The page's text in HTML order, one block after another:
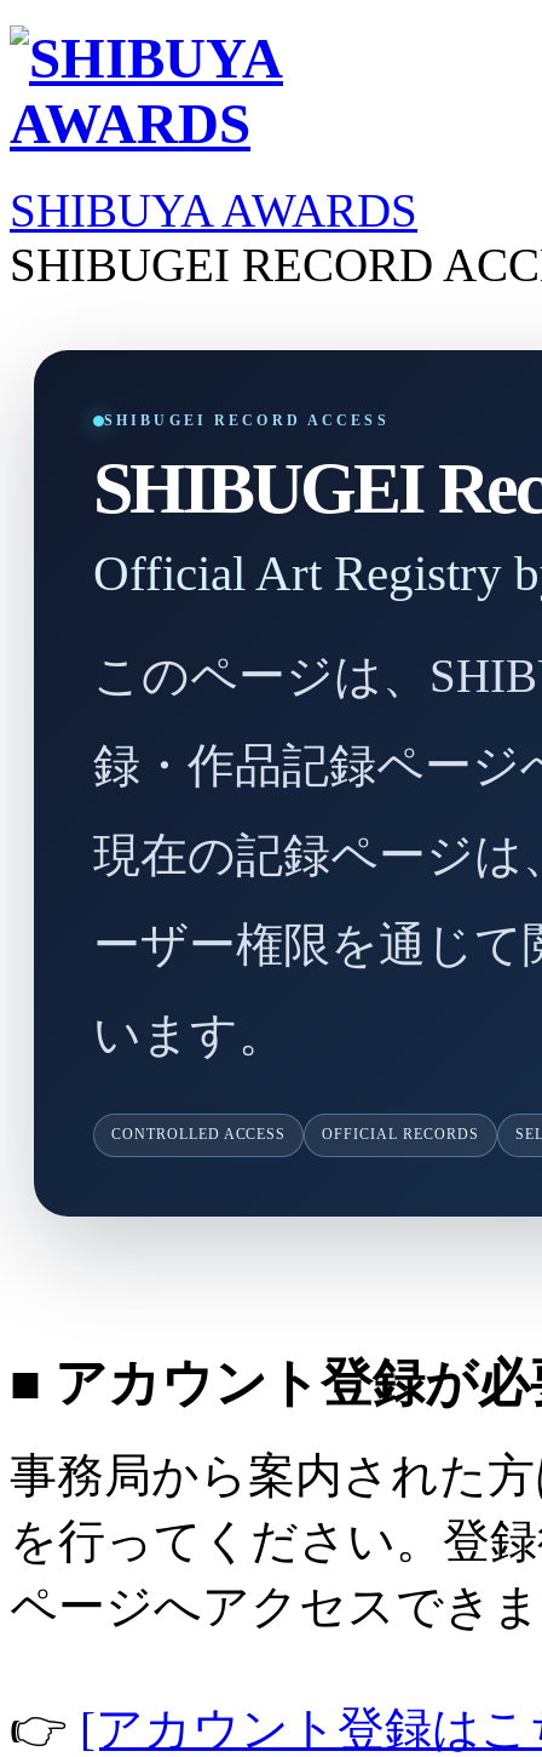
SHIBUYA AWARDS
SHIBUGEI RECORD
SHIBUGEI RECORD ACCESS
SHIBUGEI
Official Art Registry
このページは、
録・作品記録ペー
現在の記録ページは
ーザー権限を通じ
います。
CONTROLLED ACCESS OFFICIAL RECORDS
■ アカウント登録が
事務局から案内された
を行ってください。登
ページへアクセスでき
👉 [アカウント登録は